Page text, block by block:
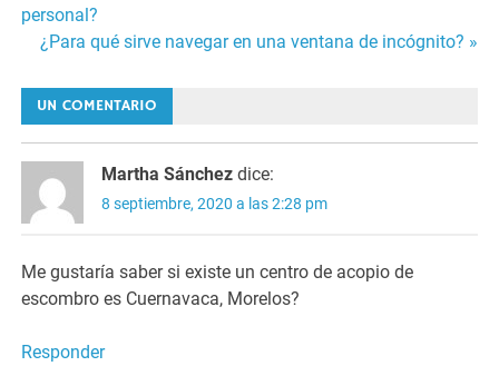
Navegación
de
entradas
personal?
¿Para qué sirve navegar en una ventana de incógnito? »
UN COMENTARIO
Martha Sánchez dice:
8 septiembre, 2020 a las 2:28 pm
Me gustaría saber si existe un centro de acopio de
escombro es Cuernavaca, Morelos?
Responder